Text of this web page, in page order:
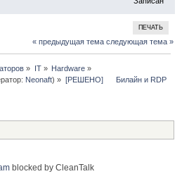
ПЕЧАТЬ
« предыдущая тема следующая тема »
» IT» Hardware»
Neonaft) » [РЕШЕНО]      Билайн и RDP
blocked by CleanTalk